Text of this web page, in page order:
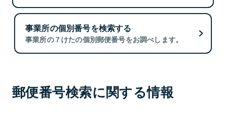
事業所の個別番号を検索する
事業所の７けたの個別郵便番号をお調べします。
郵便番号検索に関する情報